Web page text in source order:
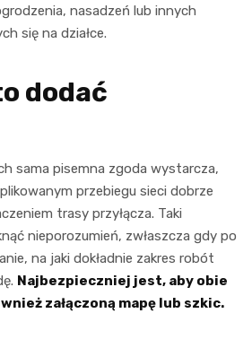
nasadzeń lub innych
się na działce.
dodać
sama pisemna zgoda wystarcza,
przebiegu sieci dobrze
trasy przyłącza. Taki
nieporozumień, zwłaszcza gdy po
na jaki dokładnie zakres robót
Najbezpieczniej jest, aby obie
załączoną mapę lub szkic.